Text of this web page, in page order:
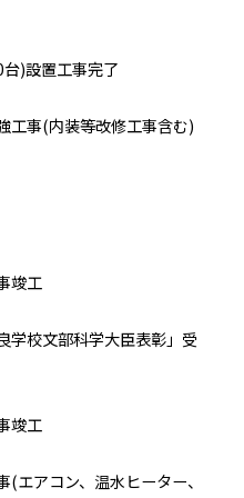
)設置工事完了
工事(内装等改修工事含む)
竣工
学校文部科学大臣表彰」受
竣工
エアコン、温水ヒーター、